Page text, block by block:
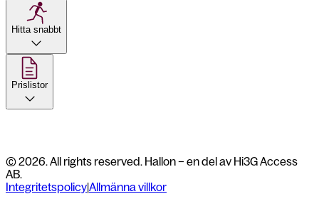
Hitta snabbt
Prislistor
© 2026. All rights reserved. Hallon – en del av Hi3G Access
AB.
Integritetspolicy|Allmänna villkor